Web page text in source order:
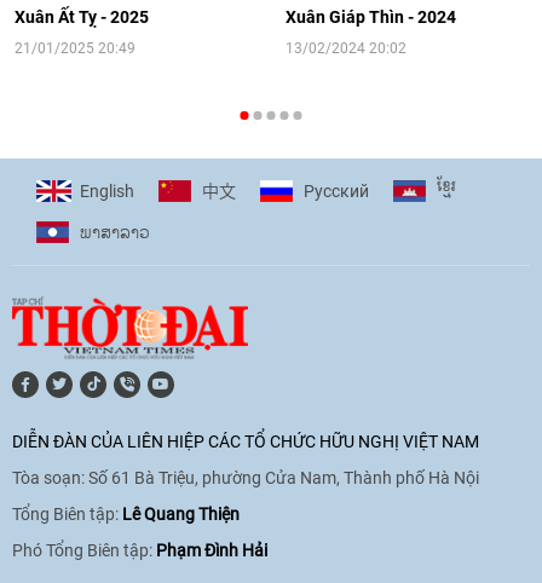
người Việt Nam ở nước ngoài
16:58|10/06/2026
phó với biến đổi khí hậu
17:07|09/06/2026
[Video] Lào dành ưu tiên hàng đầu cho
quan hệ với Việt Nam
11:01 |09/06/2026
[Video] Doanh nghiệp Hoa Kỳ hỗ trợ
Việt Nam xác định danh tính người mất
Xuân Ất Tỵ - 2025
21/01/2025 20:49
Xuân Giáp Thìn - 2024
13/02/2024 20:02
English 中文 Pусский ខ្មែរ
ພາ​ສາ​ລາວ
DIỄN ĐÀN CỦA LIÊN HIỆP CÁC TỔ CHỨC HỮU NGHỊ VIỆT NAM
Tòa soạn: Số 61 Bà Triệu, phường Cửa Nam, Thành phố Hà Nội
Tổng Biên tập: Lê Quang Thiện
Phó Tổng Biên tập: Phạm Đình Hải